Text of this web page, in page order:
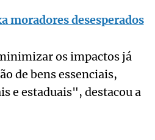
moradores desesperados
os impactos já
de bens essenciais,
e estaduais", destacou a